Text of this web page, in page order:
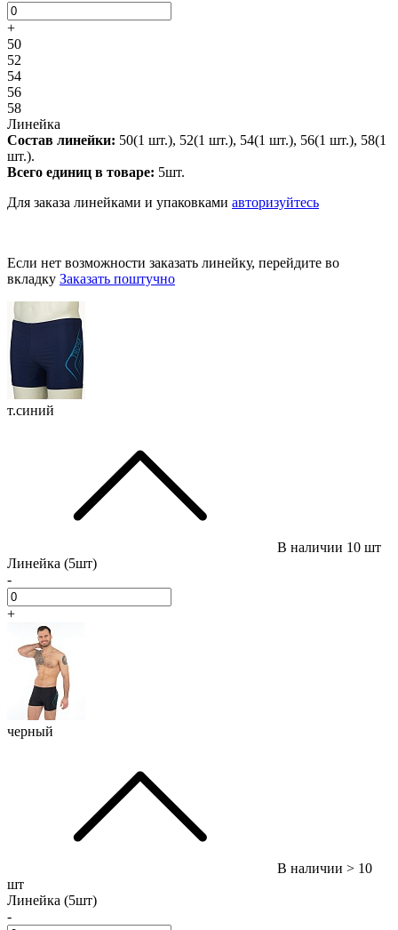
+
50
52
54
56
58
Линейка
Состав линейки: 50(1 шт.), 52(1 шт.), 54(1 шт.), 56(1 шт.), 58(1
шт.).
Всего единиц в товаре: 5шт.
Для заказа линейками и упаковками авторизуйтесь
Если нет возможности заказать линейку, перейдите во
вкладку Заказать поштучно
т.синий
В наличии 10 шт
Линейка (5шт)
-
+
черный
В наличии > 10
шт
Линейка (5шт)
-